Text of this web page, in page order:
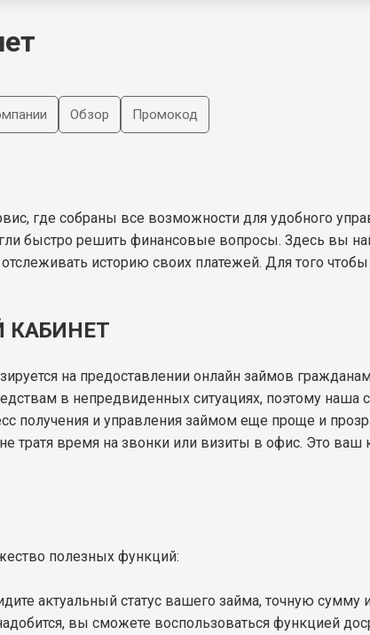
Обзор Промокод
где собраны все возможности для удобного
быстро решить финансовые вопросы. Здесь вы
историю своих платежей. Для того
на предоставлении онлайн займов
в непредвиденных ситуациях, поэтому наша
получения и управления займом еще проще и
тратя время на звонки или визиты в офис. Это
полезных функций:
актуальный статус вашего займа, точную сумму
вы сможете воспользоваться функцией